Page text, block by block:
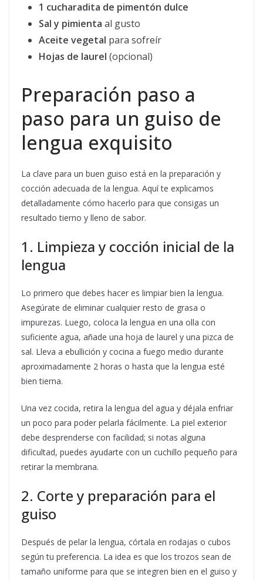
1 cucharadita de pimentón dulce
Sal y pimienta al gusto
Aceite vegetal para sofreír
Hojas de laurel (opcional)
Preparación paso a
paso para un guiso de
lengua exquisito
La clave para un buen guiso está en la preparación y
cocción adecuada de la lengua. Aquí te explicamos
detalladamente cómo hacerlo para que consigas un
resultado tierno y lleno de sabor.
1. Limpieza y cocción inicial de la
lengua
Lo primero que debes hacer es limpiar bien la lengua.
Asegúrate de eliminar cualquier resto de grasa o
impurezas. Luego, coloca la lengua en una olla con
suficiente agua, añade una hoja de laurel y una pizca de
sal. Lleva a ebullición y cocina a fuego medio durante
aproximadamente 2 horas o hasta que la lengua esté
bien tierna.
Una vez cocida, retira la lengua del agua y déjala enfriar
un poco para poder pelarla fácilmente. La piel exterior
debe desprenderse con facilidad; si notas alguna
dificultad, puedes ayudarte con un cuchillo pequeño para
retirar la membrana.
2. Corte y preparación para el
guiso
Después de pelar la lengua, córtala en rodajas o cubos
según tu preferencia. La idea es que los trozos sean de
tamaño uniforme para que se integren bien en el guiso y